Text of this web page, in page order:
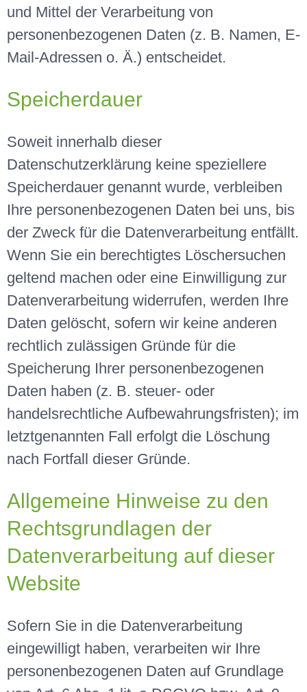
und Mittel der Verarbeitung von
personenbezogenen Daten (z. B. Namen, E-
Mail-Adressen o. Ä.) entscheidet.
Speicherdauer
Soweit innerhalb dieser
Datenschutzerklärung keine speziellere
Speicherdauer genannt wurde, verbleiben
Ihre personenbezogenen Daten bei uns, bis
der Zweck für die Datenverarbeitung entfällt.
Wenn Sie ein berechtigtes Löschersuchen
geltend machen oder eine Einwilligung zur
Datenverarbeitung widerrufen, werden Ihre
Daten gelöscht, sofern wir keine anderen
rechtlich zulässigen Gründe für die
Speicherung Ihrer personenbezogenen
Daten haben (z. B. steuer- oder
handelsrechtliche Aufbewahrungsfristen); im
letztgenannten Fall erfolgt die Löschung
nach Fortfall dieser Gründe.
Allgemeine Hinweise zu den
Rechtsgrundlagen der
Datenverarbeitung auf dieser
Website
Sofern Sie in die Datenverarbeitung
eingewilligt haben, verarbeiten wir Ihre
personenbezogenen Daten auf Grundlage